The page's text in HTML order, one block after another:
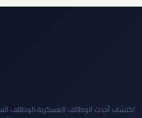
اكتشف أحدث الوظائف العسكرية،الوظائف